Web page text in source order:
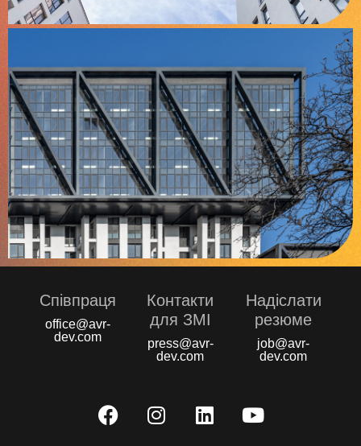
Співпраця
office@avr-
dev.com
Контакти
для ЗМІ
press@avr-
dev.com
Надіслати
резюме
job@avr-
dev.com